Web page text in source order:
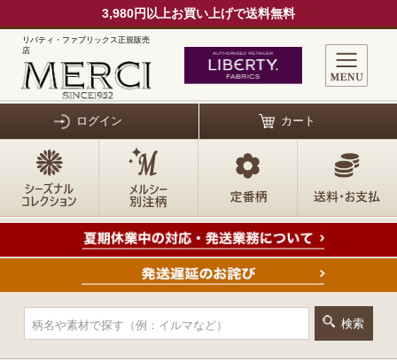
3,980円以上お買い上げで送料無料
リバティ・ファブリックス正規販売
店
ログイン カート